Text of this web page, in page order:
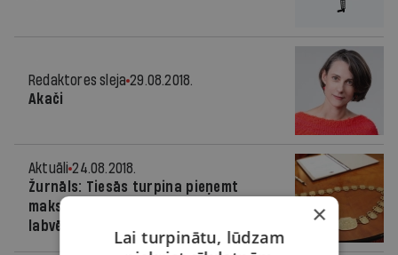
Redaktores sleja 29.08.2018.
Akači
Aktuāli 24.08.2018.
Žurnāls: Tiesās turpina pieņemt
maksātnespējas administratoriem
labvēlīgus lēmumus
×
Lai turpinātu, lūdzam